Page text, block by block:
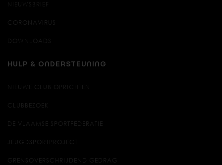
NIEUWSBRIEF
CORONAVIRUS
DOWNLOADS
HULP & ONDERSTEUNING
NIEUWE CLUB OPRICHTEN
CLUBBEZOEK
DE VLAAMSE SPORTFEDERATIE
JEUGDSPORTPROJECT
GRENSOVERSCHRIJDEND GEDRAG